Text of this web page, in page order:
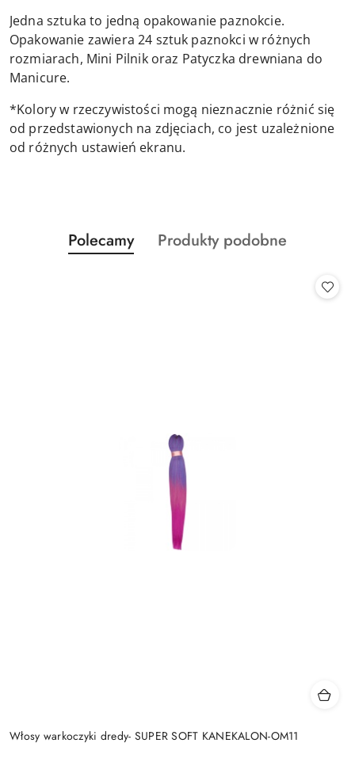
Jedna sztuka to jedną opakowanie paznokcie.
Opakowanie zawiera 24 sztuk paznokci w różnych
rozmiarach, Mini Pilnik oraz Patyczka drewniana do
Manicure.
*Kolory w rzeczywistości mogą nieznacznie różnić się
od przedstawionych na zdjęciach, co jest uzależnione
od różnych ustawień ekranu.
Pomiń karuzelę produktów
Produkty
o
Polecamy
Produkty
Produkty podobne
Włosy warkoczyki dredy- SUPER SOFT KANEKALON-OM11